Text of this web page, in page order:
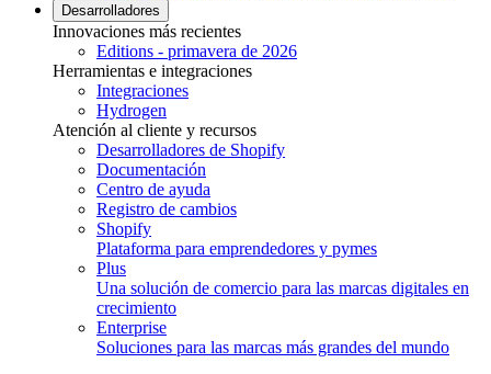
Desarrolladores
Innovaciones más recientes
Editions - primavera de 2026
Herramientas e integraciones
Integraciones
Hydrogen
Atención al cliente y recursos
Desarrolladores de Shopify
Documentación
Centro de ayuda
Registro de cambios
Shopify
Plataforma para emprendedores y pymes
Plus
Una solución de comercio para las marcas digitales en
crecimiento
Enterprise
Soluciones para las marcas más grandes del mundo